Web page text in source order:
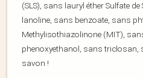
(SLS), sans lauryl éther Sulfate
lanoline, sans benzoate, sans
Methylisothiazolinone (MIT),
phenoxyethanol, sans triclosan,
savon !